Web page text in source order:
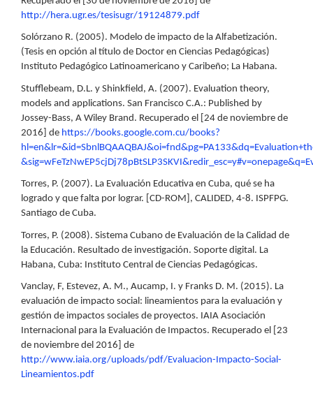
http://hera.ugr.es/tesisugr/19124879.pdf
Solórzano R. (2005). Modelo de impacto de la Alfabetización.
(Tesis en opción al título de Doctor en Ciencias Pedagógicas)
Instituto Pedagógico Latinoamericano y Caribeño; La Habana.
Stufflebeam, D.L. y Shinkfield, A. (2007). Evaluation theory,
models and applications. San Francisco C.A.: Published by
Jossey-Bass, A Wiley Brand. Recuperado el [24 de noviembre de
2016] de https://books.google.com.cu/books?
Torres, P. (2007). La Evaluación Educativa en Cuba, qué se ha
logrado y que falta por lograr. [CD-ROM], CALIDED, 4-8. ISPFPG.
Santiago de Cuba.
Torres, P. (2008). Sistema Cubano de Evaluación de la Calidad de
la Educación. Resultado de investigación. Soporte digital. La
Habana, Cuba: Instituto Central de Ciencias Pedagógicas.
Vanclay, F, Estevez, A. M., Aucamp, I. y Franks D. M. (2015). La
evaluación de impacto social: lineamientos para la evaluación y
gestión de impactos sociales de proyectos. IAIA Asociación
Internacional para la Evaluación de Impactos. Recuperado el [23
de noviembre del 2016] de
http://www.iaia.org/uploads/pdf/Evaluacion-Impacto-Social-
Lineamientos.pdf